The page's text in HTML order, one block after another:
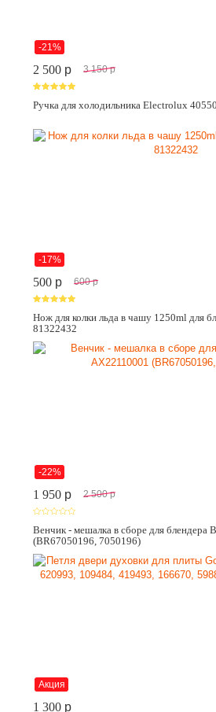
-21%
2 500 p 3 150 p
Ручка для холодильника Electrolux
-17%
500 p 600 p
Нож для колки льда в чашу 1250ml для
81322432
-22%
1 950 p 2 500 p
Венчик - мешалка в сборе для блендера
(BR67050196, 7050196)
Акция
1 300 p